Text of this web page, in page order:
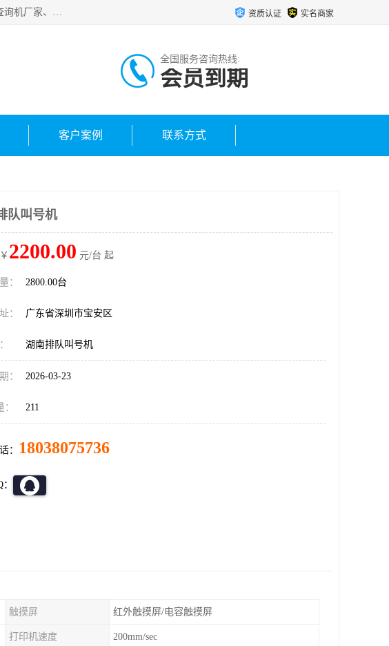
深圳市国峰智能电子科技有限公司业务涵盖范围：排队叫号机厂家、触摸一体机厂家、广告机厂家、评价器厂家、查询机厂家、自助终端机厂家；公司是一家集研发、生产、销售为一体的国民企业，设备制造商和解决方案提供商，广泛应用于银行、医院、、电力、电信、、交通、民航、保险等行业，为不同行业量身定制软硬件为一体的解决方案。 资质认证 实名商家
全国服务咨询热线:
会员到期
客户案例 联系方式
队叫号机
2200.00 元/台 起
： 2800.00台
： 广东省深圳市宝安区
湖南排队叫号机
： 2026-03-23
211
： 18038075736
触摸屏 红外触摸屏/电容触摸屏
打印机速度 200mm/sec